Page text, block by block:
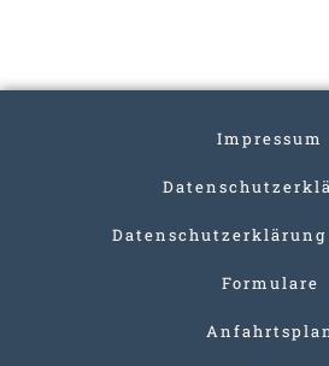
Impressum
Datenschutzerklärung
Formulare
Anfahrtsplan